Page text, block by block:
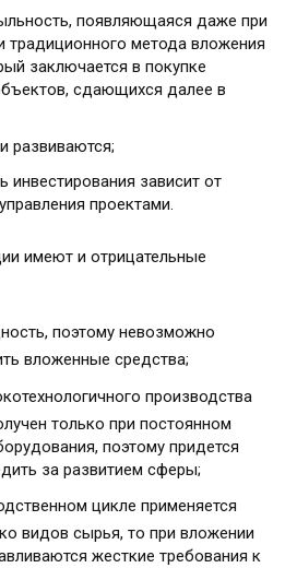
появляющаяся даже при
традиционного метода вложения
заключается в покупке
сдающихся далее в
развиваются;
инвестирования зависит от
проектами.
имеют и отрицательные
поэтому невозможно
вложенные средства;
производства
только при постоянном
поэтому придется
за развитием сферы;
цикле применяется
видов сырья, то при вложении
жесткие требования к